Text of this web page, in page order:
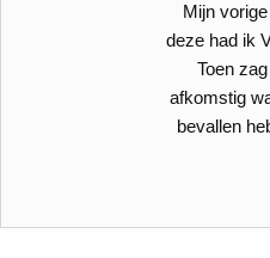
Mijn
deze had ik
Toen
afkomstig
bevallen